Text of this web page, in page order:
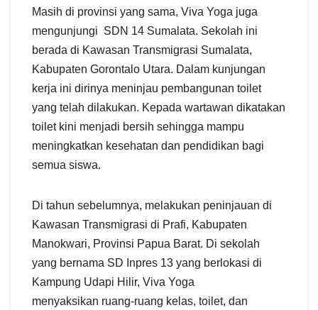
Masih di provinsi yang sama, Viva Yoga juga
mengunjungi SDN 14 Sumalata. Sekolah ini
berada di Kawasan Transmigrasi Sumalata,
Kabupaten Gorontalo Utara. Dalam kunjungan
kerja ini dirinya meninjau pembangunan toilet
yang telah dilakukan. Kepada wartawan dikatakan
toilet kini menjadi bersih sehingga mampu
meningkatkan kesehatan dan pendidikan bagi
semua siswa.
Di tahun sebelumnya, melakukan peninjauan di
Kawasan Transmigrasi di Prafi, Kabupaten
Manokwari, Provinsi Papua Barat. Di sekolah
yang bernama SD Inpres 13 yang berlokasi di
Kampung Udapi Hilir, Viva Yoga
menyaksikan ruang-ruang kelas, toilet, dan